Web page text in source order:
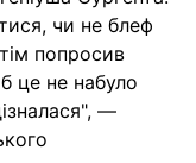
чи не блеф
попросив
це не набуло
—